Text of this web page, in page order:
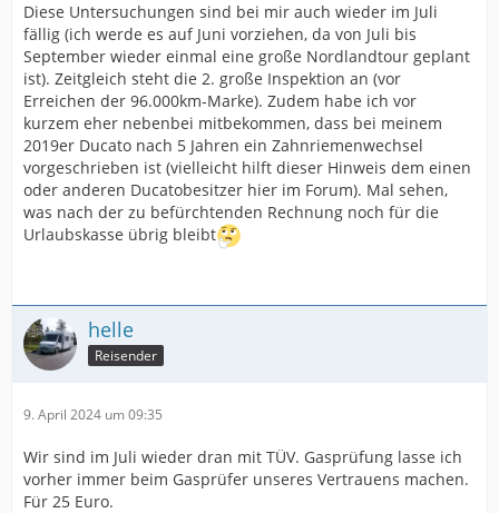
Diese Untersuchungen sind bei mir auch wieder im Juli
fällig (ich werde es auf Juni vorziehen, da von Juli bis
September wieder einmal eine große Nordlandtour geplant
ist). Zeitgleich steht die 2. große Inspektion an (vor
Erreichen der 96.000km-Marke). Zudem habe ich vor
kurzem eher nebenbei mitbekommen, dass bei meinem
2019er Ducato nach 5 Jahren ein Zahnriemenwechsel
vorgeschrieben ist (vielleicht hilft dieser Hinweis dem einen
oder anderen Ducatobesitzer hier im Forum). Mal sehen,
was nach der zu befürchtenden Rechnung noch für die
Urlaubskasse übrig bleibt
helle
Reisender
9. April 2024 um 09:35
Wir sind im Juli wieder dran mit TÜV. Gasprüfung lasse ich
vorher immer beim Gasprüfer unseres Vertrauens machen.
Für 25 Euro.